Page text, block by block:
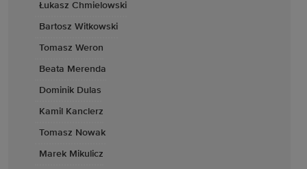
Łukasz Chmielowski
Bartosz Witkowski
Tomasz Weron
Beata Merenda
Dominik Dulas
Kamil Kanclerz
Tomasz Nowak
Marek Mikulicz